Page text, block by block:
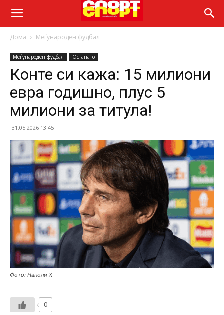
Дома Меѓународен фудбал
Меѓународен фудбал Останато
Конте си кажа: 15 милиони
евра годишно, плус 5
милиони за титула!
31.05.2026 13:45
Фото: Наполи Х
0